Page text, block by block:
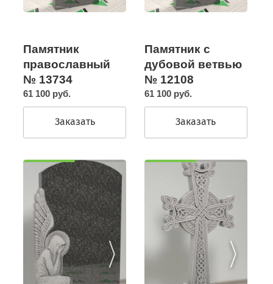
Памятник
православный
№ 13734
61 100 руб.
Заказать
Памятник с
дубовой ветвью
№ 12108
61 100 руб.
Заказать